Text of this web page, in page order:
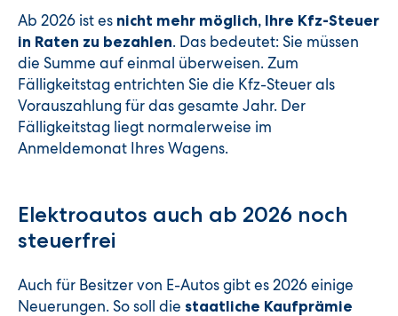
Ab 2026 ist es nicht mehr möglich, Ihre Kfz-Steuer
in Raten zu bezahlen. Das bedeutet: Sie müssen
die Summe auf einmal überweisen. Zum
Fälligkeitstag entrichten Sie die Kfz-Steuer als
Vorauszahlung für das gesamte Jahr. Der
Fälligkeitstag liegt normalerweise im
Anmeldemonat Ihres Wagens.
Elektroautos auch ab 2026 noch
steuerfrei
Auch für Besitzer von E-Autos gibt es 2026 einige
Neuerungen. So soll die staatliche Kaufprämie